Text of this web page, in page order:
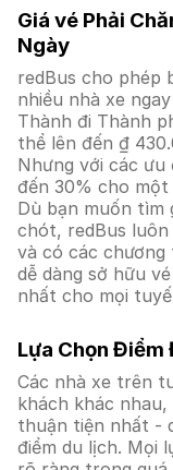
Giá vé Phải
Ngày
redBus cho phép
nhiều nhà xe
Thành đi Thành
thể lên đến ₫
Nhưng với các
đến 30% cho
Dù bạn muốn tìm
chót, redBus
và có các
dễ dàng sở hữu
nhất cho mọi
Lựa Chọn Điểm
Các nhà xe trên
khách khác nhau,
thuận tiện nhất -
điểm du lịch. Mọi